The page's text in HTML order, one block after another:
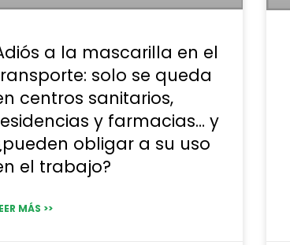
a la mascarilla en el
solo se queda
centros sanitarios,
y farmacias… y
obligar a su uso
el trabajo?
MÁS >>